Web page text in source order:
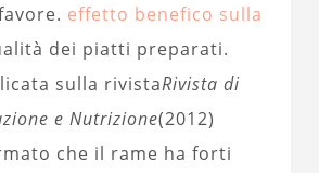
effetto benefico sulla
dei piatti preparati.
sulla rivistaRivista di
e Nutrizione(2012)
che il rame ha forti